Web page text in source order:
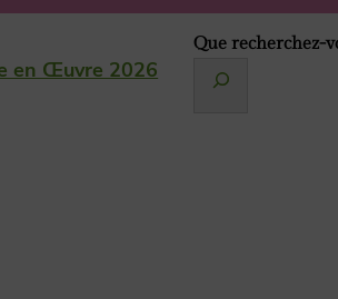
en Œuvre 2026
Que recherchez-